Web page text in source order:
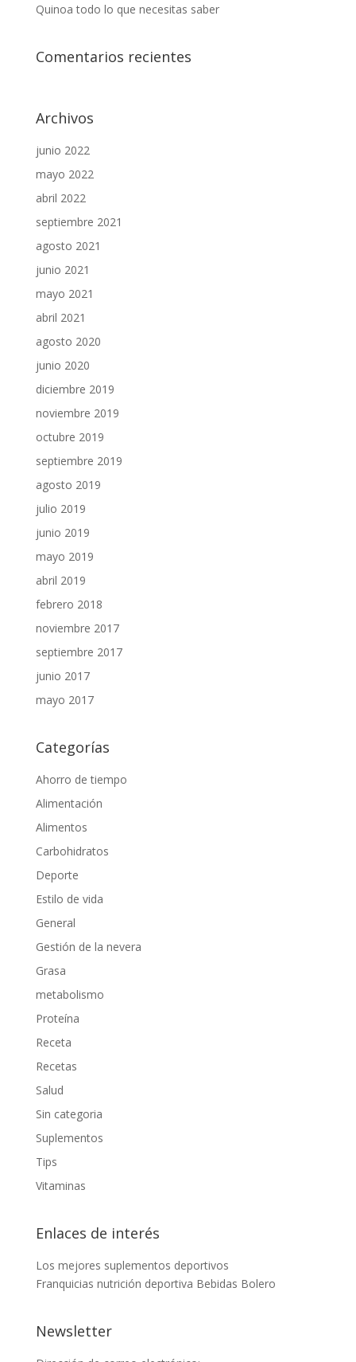
Quinoa todo lo que necesitas saber
Comentarios recientes
Archivos
junio 2022
mayo 2022
abril 2022
septiembre 2021
agosto 2021
junio 2021
mayo 2021
abril 2021
agosto 2020
junio 2020
diciembre 2019
noviembre 2019
octubre 2019
septiembre 2019
agosto 2019
julio 2019
junio 2019
mayo 2019
abril 2019
febrero 2018
noviembre 2017
septiembre 2017
junio 2017
mayo 2017
Categorías
Ahorro de tiempo
Alimentación
Alimentos
Carbohidratos
Deporte
Estilo de vida
General
Gestión de la nevera
Grasa
metabolismo
Proteína
Receta
Recetas
Salud
Sin categoria
Suplementos
Tips
Vitaminas
Enlaces de interés
Los mejores suplementos deportivos
Franquicias nutrición deportiva Bebidas Bolero
Newsletter